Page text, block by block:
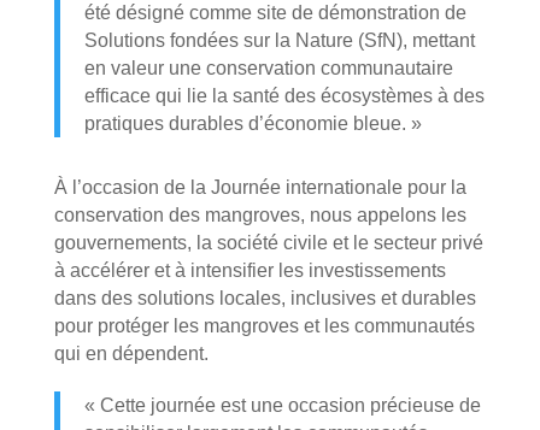
été désigné comme site de démonstration de
Solutions fondées sur la Nature (SfN), mettant
en valeur une conservation communautaire
efficace qui lie la santé des écosystèmes à des
pratiques durables d’économie bleue. »
À l’occasion de la Journée internationale pour la
conservation des mangroves, nous appelons les
gouvernements, la société civile et le secteur privé
à accélérer et à intensifier les investissements
dans des solutions locales, inclusives et durables
pour protéger les mangroves et les communautés
qui en dépendent.
« Cette journée est une occasion précieuse de